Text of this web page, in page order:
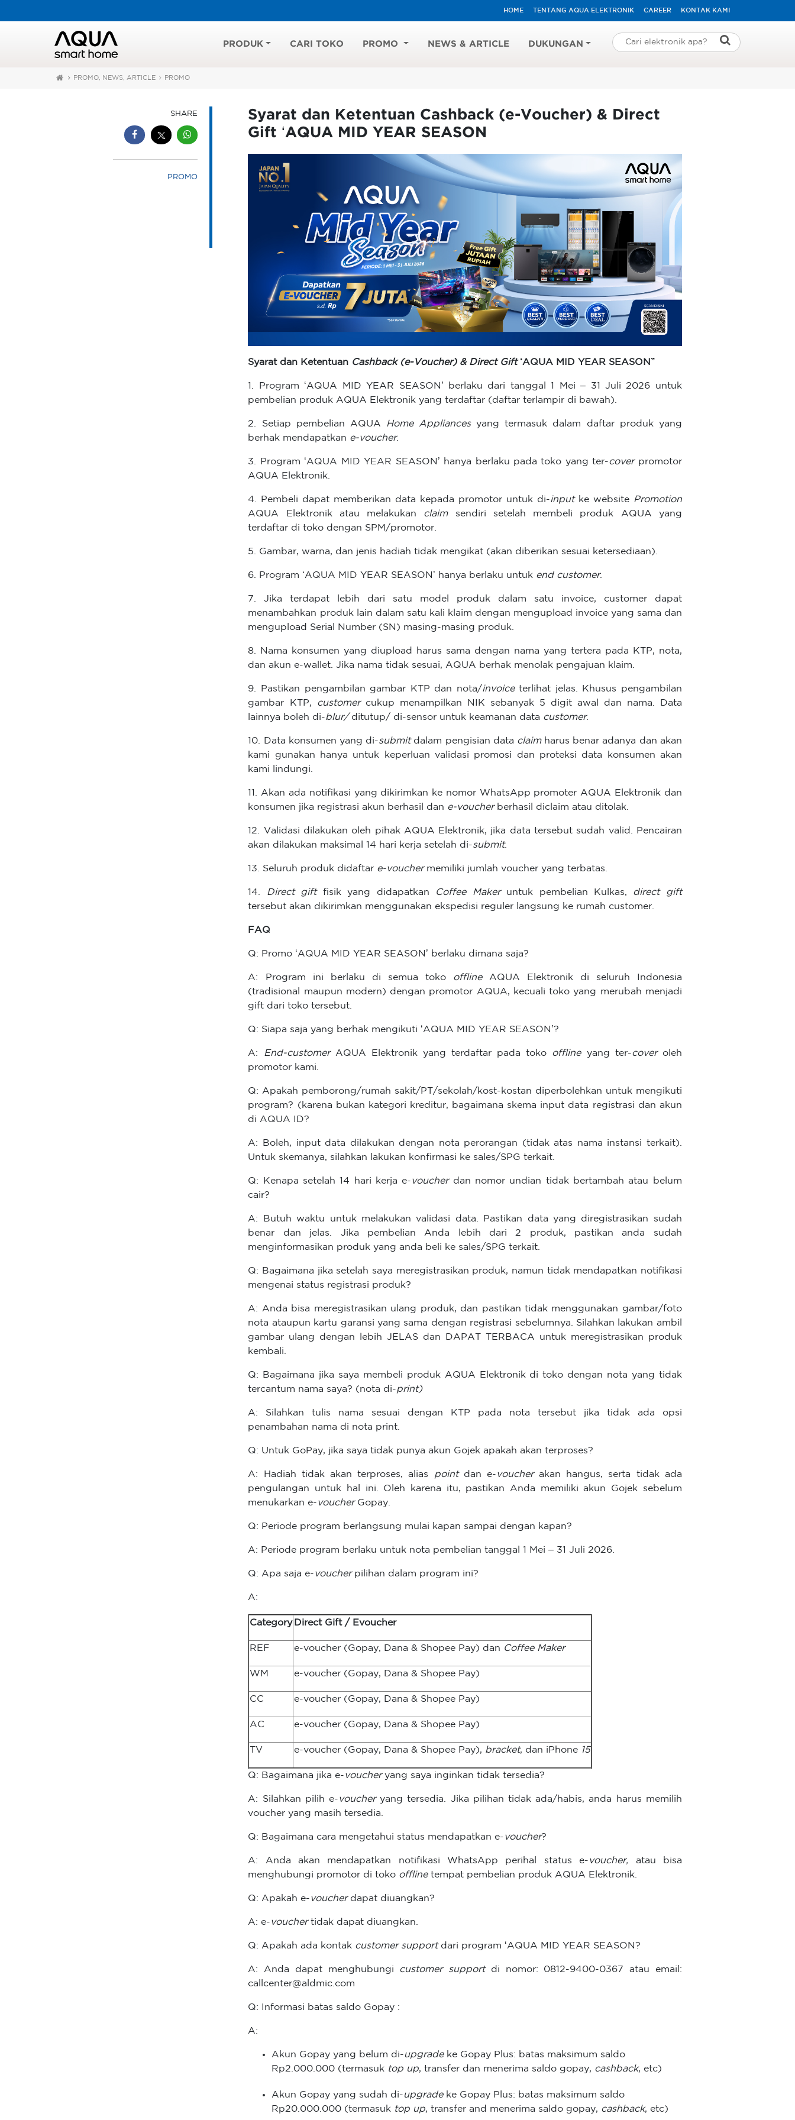
HOME TENTANG AQUA ELEKTRONIK CAREER KONTAK KAMI
PRODUK CARI TOKO PROMO NEWS & ARTICLE DUKUNGAN
PROMO, NEWS, ARTICLE PROMO
SHARE
PROMO
Syarat dan Ketentuan Cashback (e-Voucher) & Direct
Gift ‘AQUA MID YEAR SEASON
Syarat dan Ketentuan Cashback (e-Voucher) & Direct Gift ‘AQUA MID YEAR SEASON ’’
1. Program ‘AQUA MID YEAR SEASON’ berlaku dari tanggal 1 Mei – 31 Juli 2026 untuk
pembelian produk AQUA Elektronik yang terdaftar (daftar terlampir di bawah).
2. Setiap pembelian AQUA Home Appliancesyang termasuk dalam daftar
produk yang
berhak mendapatkan e-voucher.
3. Program ‘AQUA MID YEAR SEASON’ hanya berlaku pada toko yang ter-cover promotor
AQUA Elektronik.
4. Pembeli dapat memberikan data kepada promotor untuk di-inputke website Promotion
AQUA Elektronik atau melakukan claimsendiri setelah membeli produk AQUA yang
terdaftar di toko dengan SPM/promotor.
5. Gambar, warna, dan jenis hadiah tidak mengikat (akan diberikan sesuai ketersediaan).
6. Program ‘AQUA MID YEAR SEASON’ hanya berlaku untuk end customer.
7. Jika terdapat lebih dari satu model produk dalam satu invoice, customer dapat
menambahkan produk lain dalam satu kali klaim dengan mengupload invoice yang sama dan
mengupload Serial Number (SN) masing-masing produk.
8. Nama konsumen yang diupload harus sama dengan nama yang tertera pada KTP, nota,
dan akun e-wallet. Jika nama tidak sesuai, AQUA berhak menolak pengajuan klaim.
9. Pastikan pengambilan gambar KTP dan nota/invoiceterlihat jelas. Khusus pengambilan
gambar KTP, customer cukup menampilkan NIK sebanyak 5 digit awal dan nama. Data
lainnya boleh di-blur/ ditutup/ di-sensor untuk keamanan data customer.
10. Data konsumen yang di-submit dalam pengisian data claim harus benar adanya dan akan
kami gunakan hanya untuk keperluan validasi promosi dan proteksi data konsumen akan
kami lindungi.
11. Akan ada notifikasi yang dikirimkan ke nomor WhatsApp promoter AQUA Elektronik dan
konsumen jika registrasi akun berhasil dan e-voucherberhasil diclaim atau ditolak.
12. Validasi dilakukan oleh pihak AQUA Elektronik, jika data tersebut sudah valid. Pencairan
akan dilakukan maksimal 14 hari kerja setelah di-submit.
13. Seluruh produk didaftar e-vouchermemiliki jumlah voucher yang terbatas.
14. Direct giftfisik yang didapatkan Coffee Makeruntuk pembelian Kulkas, direct gift
tersebut akan dikirimkan menggunakan ekspedisi reguler langsung ke rumah customer.
FAQ
Q: Promo ‘AQUA MID YEAR SEASON’ berlaku dimana saja?
A: Program ini berlaku di semua toko offline AQUA Elektronik di seluruh Indonesia
(tradisional maupun modern) dengan promotor AQUA, kecuali toko yang merubah menjadi
gift dari toko tersebut.
Q: Siapa saja yang berhak mengikuti ‘AQUA MID YEAR SEASON’?
A: End-customerAQUA Elektronik yang terdaftar pada toko offline yang ter-coveroleh
promotor kami.
Q: Apakah pemborong/rumah sakit/PT/sekolah/kost-kostan diperbolehkan untuk mengikuti
program? (karena bukan kategori kreditur, bagaimana skema input data registrasi dan akun
di AQUA ID?
A: Boleh, input data dilakukan dengan nota perorangan (tidak atas nama instansi terkait).
Untuk skemanya, silahkan lakukan konfirmasi ke sales/SPG terkait.
Q: Kenapa setelah 14 hari kerja e- voucher dan nomor undian tidak bertambah atau belum
cair?
A: Butuh waktu untuk melakukan validasi data. Pastikan data yang diregistrasikan sudah
benar dan jelas. Jika pembelian Anda lebih dari 2 produk, pastikan anda sudah
menginformasikan produk yang anda beli ke sales/SPG terkait.
Q: Bagaimana jika setelah saya meregistrasikan produk, namun tidak mendapatkan notifikasi
mengenai status registrasi produk?
A: Anda bisa meregistrasikan ulang produk, dan pastikan tidak menggunakan gambar/foto
nota ataupun kartu garansi yang sama dengan registrasi sebelumnya. Silahkan lakukan ambil
gambar ulang dengan lebih JELAS dan DAPAT TERBACA untuk meregistrasikan produk
kembali.
Q: Bagaimana jika saya membeli produk AQUA Elektronik di toko dengan nota yang tidak
tercantum nama saya? (nota di-print)
A: Silahkan tulis nama sesuai dengan KTP pada nota tersebut jika tidak ada opsi
penambahan nama di nota print.
Q: Untuk GoPay, jika saya tidak punya akun Gojek apakah akan terproses?
A: Hadiah tidak akan terproses, alias point dan e- voucherakan hangus, serta tidak ada
pengulangan untuk hal ini. Oleh karena itu, pastikan Anda memiliki akun Gojek sebelum
menukarkan e- voucherGopay.
Q: Periode program berlangsung mulai kapan sampai dengan kapan?
A: Periode program berlaku untuk nota pembelian tanggal 1 Mei – 31 Juli 2026.
Q: Apa saja e- voucherpilihan dalam program ini?
A:
Category Direct Gift / Evoucher
REF e-voucher (Gopay, Dana & Shopee Pay) dan Coffee Maker
WM e-voucher (Gopay, Dana & Shopee Pay)
CC e-voucher (Gopay, Dana & Shopee Pay)
AC e-voucher (Gopay, Dana & Shopee Pay)
TV e-voucher (Gopay, Dana & Shopee Pay), bracket, dan iPhone 15
Q: Bagaimana jika e- voucheryang saya inginkan tidak tersedia?
A: Silahkan pilih e- voucheryang tersedia. Jika pilihan tidak ada/habis, anda harus memilih
voucher yang masih tersedia.
Q: Bagaimana cara mengetahui status mendapatkan e- voucher?
A: Anda akan mendapatkan notifikasi WhatsApp perihal status e- voucher, atau bisa
menghubungi promotor di toko offlinetempat pembelian produk AQUA Elektronik.
Q: Apakah e- voucherdapat diuangkan?
A: e- vouchertidak dapat diuangkan.
Q: Apakah ada kontak customer supportdari program ‘AQUA MID YEAR SEASON?
A: Anda dapat menghubungi customer supportdi nomor: 0812-9400-0367 atau email:
callcenter@aldmic.com
Q: Informasi batas saldo Gopay :
A:
Akun Gopay yang belum di- upgrade ke Gopay Plus: batas maksimum saldo
Rp2.000.000 (termasuk top up, transfer dan menerima saldo gopay, cashback, etc)
Akun Gopay yang sudah di- upgradeke Gopay Plus: batas maksimum saldo
Rp20.000.000 (termasuk top up, transfer and menerima saldo gopay, cashback, etc)